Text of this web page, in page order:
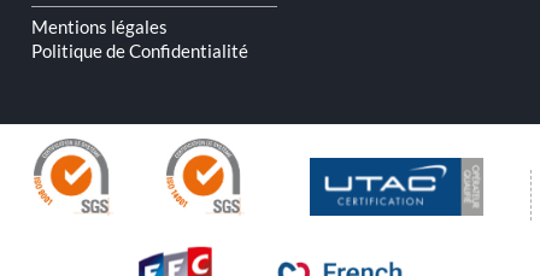
Mentions légales
Politique de Confidentialité